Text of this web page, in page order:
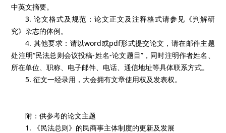
中英文摘要。
3. 论文格式及规范：论文正文及注释格式请参见《判解研
究》杂志的体例。
4. 其他要求：请以word或pdf形式提交论文，请在邮件主题
处注明“民法总则会议投稿-姓名-论文题目”，同时注明作者姓名、
所在单位、职称、电子邮件、电话、通信地址等具体联系方式。
5. 征文一经录用，大会拥有文章使用权及发表权。
附：供参考的论文主题
1. 《民法总则》的民商事主体制度的更新及发展